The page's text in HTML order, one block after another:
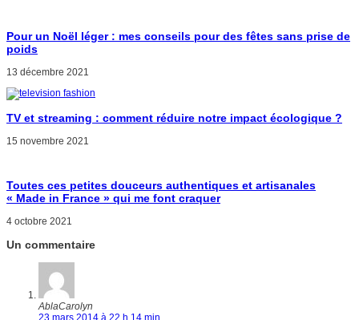
Pour un Noël léger : mes conseils pour des fêtes sans prise de
poids
13 décembre 2021
TV et streaming : comment réduire notre impact écologique ?
15 novembre 2021
Toutes ces petites douceurs authentiques et artisanales
« Made in France » qui me font craquer
4 octobre 2021
Un commentaire
AblaCarolyn